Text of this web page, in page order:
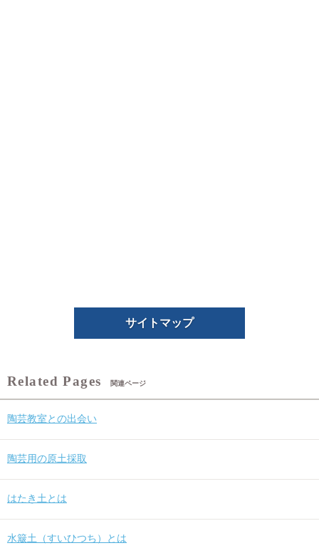
サイトマップ
関連ページ
陶芸教室との出会い
陶芸用の原土採取
はたき土とは
水簸土（すいひつち）とは